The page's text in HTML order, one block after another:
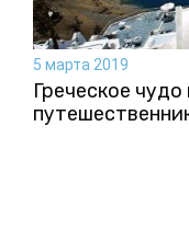
5 марта 2019
Греческое